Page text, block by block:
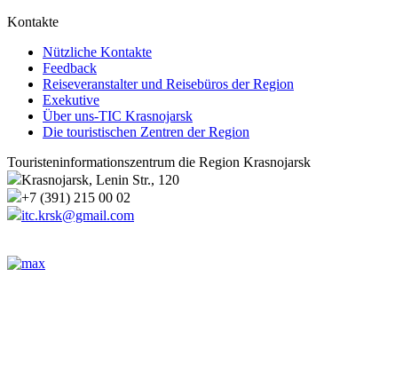
Kontakte
Nützliche Kontakte
Feedback
Reiseveranstalter und Reisebüros der Region
Exekutive
Über uns-TIC Krasnojarsk
Die touristischen Zentren der Region
Touristeninformationszentrum die Region Krasnojarsk
Krasnojarsk, Lenin Str., 120
+7 (391) 215 00 02
itc.krsk@gmail.com